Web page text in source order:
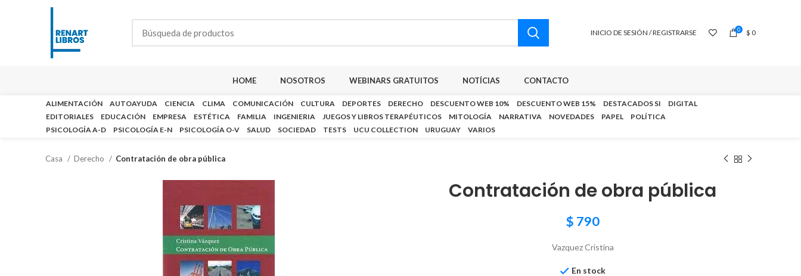
INICIO DE SESIÓN / REGISTRARSE 0 $ 0
HOME NOSOTROS WEBINARS GRATUITOS NOTÍCIAS CONTACTO
ALIMENTACIÓN AUTOAYUDA CIENCIA CLIMA COMUNICACIÓN CULTURA DEPORTES DERECHO DESCUENTO WEB 10% DESCUENTO WEB 15% DESTACADOS SI
DIGITAL
EDITORIALES
EDUCACIÓN EMPRESA ESTÉTICA FAMILIA INGENIERIA JUEGOS Y LIBROS TERAPÉUTICOS MITOLOGÍA NARRATIVA NOVEDADES PAPEL
POLÍTICA
PSICOLOGÍA A-D
PSICOLOGÍA E-N PSICOLOGÍA O-V SALUD SOCIEDAD TESTS UCU COLLECTION URUGUAY VARIOS
Casa Derecho Contratación de obra pública
Contratación de obra pública
$ 790
Vazquez Cristina
En stock